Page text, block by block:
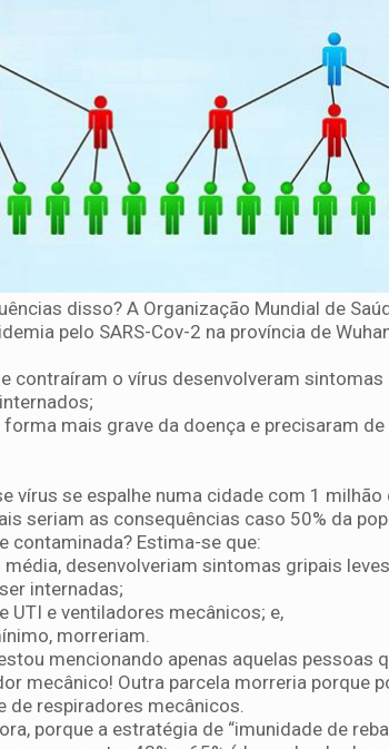
disso? A Organização Mundial de
pelo SARS-Cov-2 na província de
contraíram o vírus desenvolveram sintomas
forma mais grave da doença e precisaram
vírus se espalhe numa cidade com 1
seriam as consequências caso 50% da
contaminada? Estima-se que:
desenvolveriam sintomas gripais
internadas;
UTI e ventiladores mecânicos; e,
morreriam.
mencionando apenas aquelas pessoas
mecânico! Outra parcela morreria porque
de respiradores mecânicos.
porque a estratégia de “imunidade de